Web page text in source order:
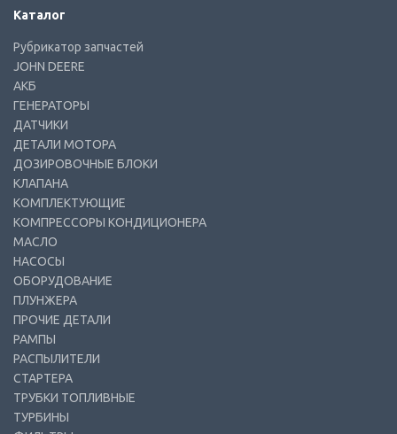
Каталог
Рубрикатор запчастей
JOHN DEERE
АКБ
ГЕНЕРАТОРЫ
ДАТЧИКИ
ДЕТАЛИ МОТОРА
ДОЗИРОВОЧНЫЕ БЛОКИ
КЛАПАНА
КОМПЛЕКТУЮЩИЕ
КОМПРЕССОРЫ КОНДИЦИОНЕРА
МАСЛО
НАСОСЫ
ОБОРУДОВАНИЕ
ПЛУНЖЕРА
ПРОЧИЕ ДЕТАЛИ
РАМПЫ
РАСПЫЛИТЕЛИ
СТАРТЕРА
ТРУБКИ ТОПЛИВНЫЕ
ТУРБИНЫ